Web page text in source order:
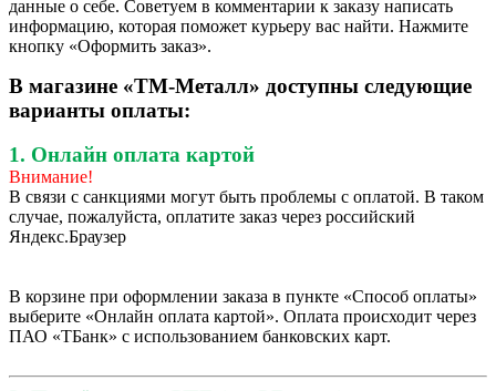
данные о себе. Советуем в комментарии к заказу написать
информацию, которая поможет курьеру вас найти. Нажмите
кнопку «Оформить заказ».
В магазине «ТМ-Металл» доступны следующие
варианты оплаты:
1. Онлайн оплата картой
Внимание!
В связи с санкциями могут быть проблемы с оплатой. В таком
случае, пожалуйста, оплатите заказ через российский
Яндекс.Браузер
В корзине при оформлении заказа в пункте «Способ оплаты»
выберите «Онлайн оплата картой». Оплата происходит через
ПАО «ТБанк» с использованием банковских карт.